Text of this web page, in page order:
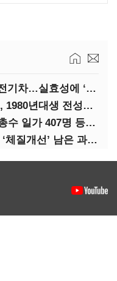
‘한국판 IRA’가 외면한 국산 전기차…실효성에 ‘의문’
김동관·정기선·구형모…재계, 1980년대생 전성시대
대기업, 여전한 ‘족벌경영’…총수 일가 407명 등기임원
중공업서 AI·반도체로…두산 ‘체질개선’ 남은 과제는